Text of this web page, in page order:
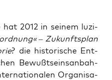
2012 in sei­nem luzi­
– Zukunfts­plan
? die his­to­ri­sche Ent­
Bewußt­seins­an­bah­
Orga­ni­sa­